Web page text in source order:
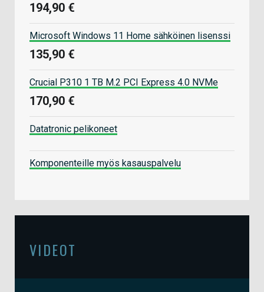
194,90 €
Microsoft Windows 11 Home sähköinen lisenssi
135,90 €
Crucial P310 1 TB M.2 PCI Express 4.0 NVMe
170,90 €
Datatronic pelikoneet
Komponenteille myös kasauspalvelu
VIDEOT